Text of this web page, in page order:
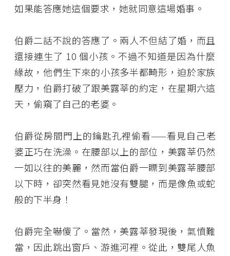
如果能答應她這個要求，她就同意這場婚事。
伯爵二話不說的答應了。兩人不但結了婚，而且
還接連生了 10 個小孩。不過不知道是因為什麼
緣故，他們生下來的小孩多半都畸形，迫於家族
壓力，伯爵打破了跟美露莘的約定，在星期六這
天，偷窺了自己的老婆。
伯爵從房間門上的鑰匙孔裡偷看——看見自己老
婆正巧在洗澡。在腰部以上的部位，美露莘仍然
一如以往的美麗，然而當伯爵一瞟到美露莘腰部
以下時，卻突然看見她沒有雙腿，而是像魚或蛇
般的下半身！
伯爵完全嚇傻了。當然，美露莘發現後，氣憤難
當，因此跳出窗戶、游進河裡。從此，雙尾人魚